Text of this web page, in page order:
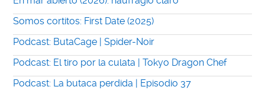
Somos cortitos: First Date (2025)
Podcast: ButaCage | Spider-Noir
Podcast: El tiro por la culata | Tokyo Dragon Chef
Podcast: La butaca perdida | Episodio 37